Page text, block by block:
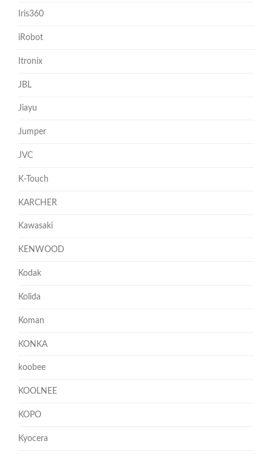
Iris360
iRobot
Itronix
JBL
Jiayu
Jumper
JVC
K-Touch
KARCHER
Kawasaki
KENWOOD
Kodak
Kolida
Koman
KONKA
koobee
KOOLNEE
KOPO
Kyocera